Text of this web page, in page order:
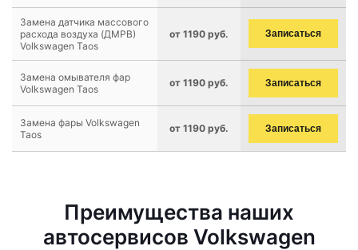
Замена датчика массового
расхода воздуха (ДМРВ)
Volkswagen Taos
от 1190 руб. Записаться
Замена омывателя фар
Volkswagen Taos
от 1190 руб. Записаться
Замена фары Volkswagen
Taos
от 1190 руб. Записаться
Преимущества наших
автосервисов Volkswagen